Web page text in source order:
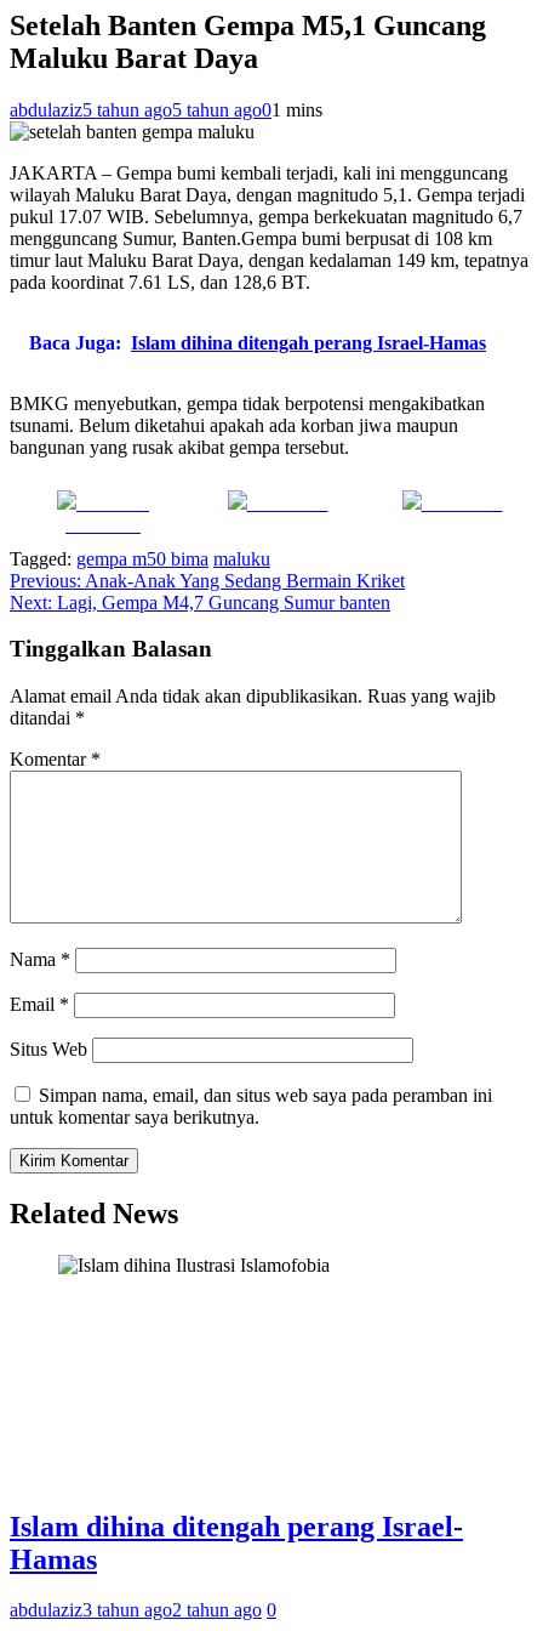
Setelah Banten Gempa M5,1 Guncang
Maluku Barat Daya
abdulaziz5 tahun ago5 tahun ago01 mins
JAKARTA – Gempa bumi kembali terjadi, kali ini mengguncang
wilayah Maluku Barat Daya, dengan magnitudo 5,1. Gempa terjadi
pukul 17.07 WIB. Sebelumnya, gempa berkekuatan magnitudo 6,7
mengguncang Sumur, Banten.Gempa bumi berpusat di 108 km
timur laut Maluku Barat Daya, dengan kedalaman 149 km, tepatnya
pada koordinat 7.61 LS, dan 128,6 BT.
Baca Juga: Islam dihina ditengah perang Israel-Hamas
BMKG menyebutkan, gempa tidak berpotensi mengakibatkan
tsunami. Belum diketahui apakah ada korban jiwa maupun
bangunan yang rusak akibat gempa tersebut.
Tagged: gempa m50 bima maluku
Navigasi
pos
Previous: Anak-Anak Yang Sedang Bermain Kriket
Next: Lagi, Gempa M4,7 Guncang Sumur banten
Tinggalkan Balasan
Alamat email Anda tidak akan dipublikasikan. Ruas yang wajib
ditandai *
Komentar *
Nama *
Email *
Situs Web
Simpan nama, email, dan situs web saya pada peramban ini
untuk komentar saya berikutnya.
Related News
Ilustrasi Islamofobia
Islam dihina ditengah perang Israel-
Hamas
abdulaziz3 tahun ago2 tahun ago 0